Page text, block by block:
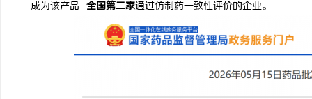
成为该产品 全国第二家通过仿制药一致性评价的企业。